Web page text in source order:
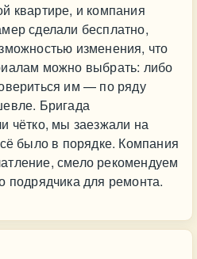
квартире, и компания
сделали бесплатно,
изменения, что
можно выбрать: либо
им — по ряду
Бригада
чётко, мы заезжали на
было в порядке. Компания
смело рекомендуем
подрядчика для ремонта.